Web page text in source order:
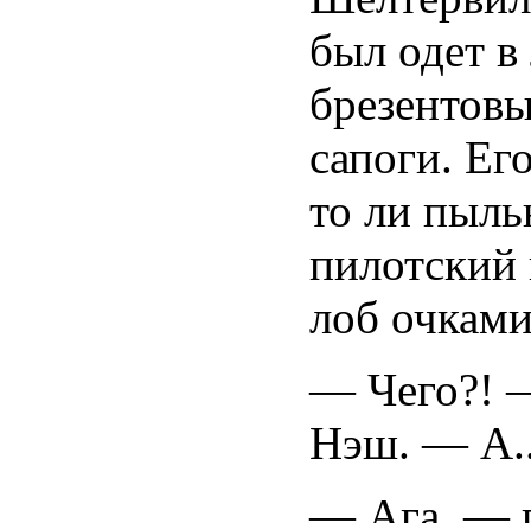
был одет
сапоги.
то ли
лоб
— Чего?! —
Нэш. —